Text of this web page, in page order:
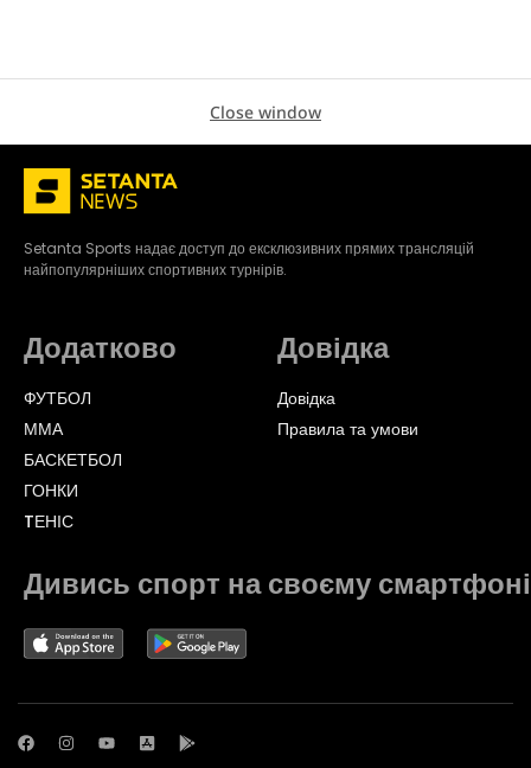
Close window
Setanta Sports надає доступ до ексклюзивних прямих трансляцій
найпопулярніших спортивних турнірів.
Додатково
ФУТБОЛ
ММА
БАСКЕТБОЛ
ГОНКИ
TЕНІС
Довідка
Довідка
Правила та умови
Дивись спорт на своєму смартфоні